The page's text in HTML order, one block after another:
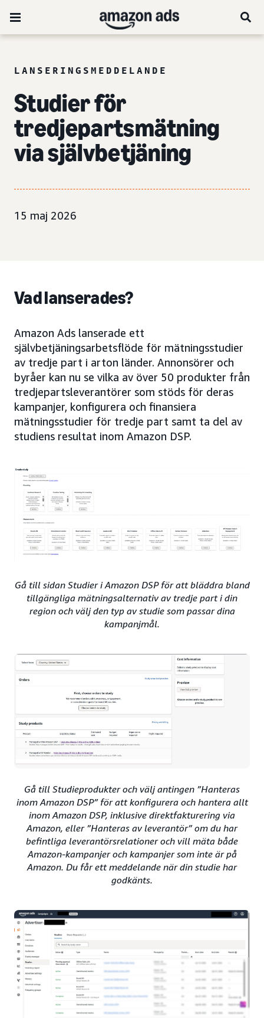
LANSERINGSMEDDELANDE
Studier för
tredjepartsmätning
via självbetjäning
15 maj 2026
Vad lanserades?
Amazon Ads lanserade ett
självbetjäningsarbetsflöde för mätningsstudier
av tredje part i arton länder. Annonsörer och
byråer kan nu se vilka av över 50 produkter från
tredjepartsleverantörer som stöds för deras
kampanjer, konfigurera och finansiera
mätningsstudier för tredje part samt ta del av
studiens resultat inom Amazon DSP.
Gå till sidan Studier i Amazon DSP för att bläddra bland
tillgängliga mätningsalternativ av tredje part i din
region och välj den typ av studie som passar dina
kampanjmål.
Gå till Studieprodukter och välj antingen ”Hanteras
inom Amazon DSP” för att konfigurera och hantera allt
inom Amazon DSP, inklusive direktfakturering via
Amazon, eller ”Hanteras av leverantör” om du har
befintliga leverantörsrelationer och vill mäta både
Amazon-kampanjer och kampanjer som inte är på
Amazon. Du får ett meddelande när din studie har
godkänts.